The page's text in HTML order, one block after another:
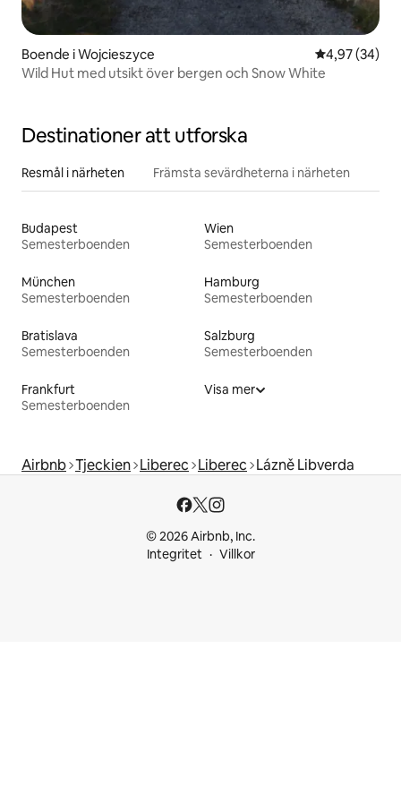
Boende i Wojcieszyce 4,97 av 5 i
4,97 (34)
Wild Hut med utsikt över bergen och Snow White
Destinationer att utforska
Resmål i närheten Främsta sevärdheterna i närheten
Budapest
Semesterboenden
Wien
Semesterboenden
München
Semesterboenden
Hamburg
Semesterboenden
Bratislava
Semesterboenden
Salzburg
Semesterboenden
Frankfurt
Semesterboenden
Visa mer
Airbnb Tjeckien Liberec Liberec Lázně Libverda
© 2026 Airbnb, Inc.
Integritet
Villkor